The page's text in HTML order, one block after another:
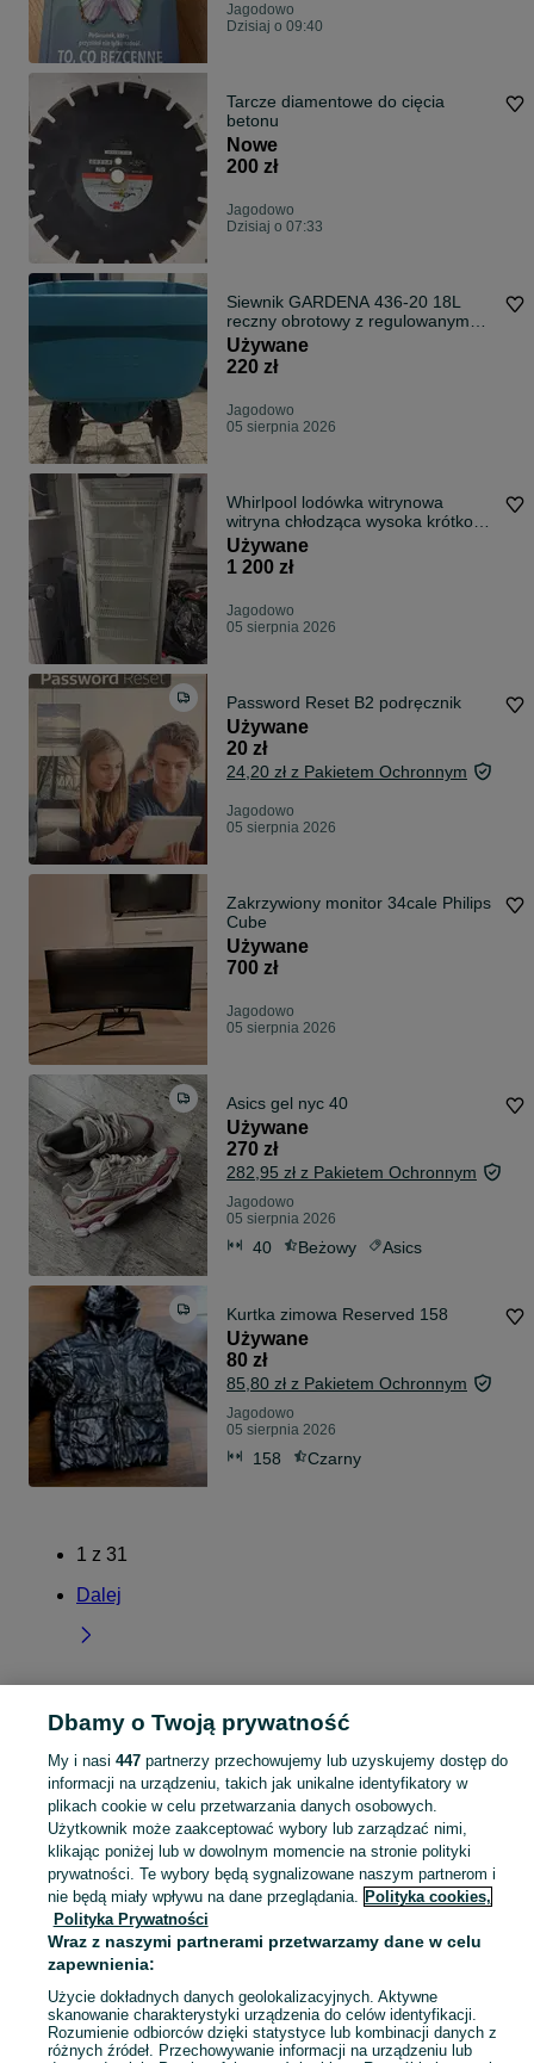
Jagodowo
Dzisiaj o 09:40
Tarcze diamentowe do cięcia
betonu
Nowe
200 zł
Jagodowo
Dzisiaj o 07:33
Siewnik GARDENA 436-20 18L
reczny obrotowy z regulowanym
rozrzutem jak nowy
Używane
220 zł
Jagodowo
05 sierpnia 2026
Whirlpool lodówka witrynowa
witryna chłodząca wysoka krótko
używana super stan!
Używane
1 200 zł
Jagodowo
05 sierpnia 2026
Password Reset B2 podręcznik
Używane
20 zł
24,20 zł z Pakietem Ochronnym
Jagodowo
05 sierpnia 2026
Zakrzywiony monitor 34cale Philips
Cube
Używane
700 zł
Jagodowo
05 sierpnia 2026
Asics gel nyc 40
Używane
270 zł
282,95 zł z Pakietem Ochronnym
Jagodowo
05 sierpnia 2026
40 Beżowy Asics
Kurtka zimowa Reserved 158
Używane
80 zł
85,80 zł z Pakietem Ochronnym
Jagodowo
05 sierpnia 2026
158 Czarny
1 z 31
Dalej
Strona główna Kujawsko-pomorskie Jagodowo
KATEGORIA
Zobacz
Mapa kategorii
Mapa miejscowości
Mapa ministron
Popularne wyszukiwania
Dbamy o Twoją prywatność
My i nasi 447partnerzy przechowujemy lub uzyskujemy dostęp do
informacji na urządzeniu, takich jak unikalne identyfikatory w
plikach cookie w celu przetwarzania danych osobowych.
Użytkownik może zaakceptować wybory lub zarządzać nimi,
klikając poniżej lub w dowolnym momencie na stronie polityki
prywatności. Te wybory będą sygnalizowane naszym partnerom i
nie będą miały wpływu na dane przeglądania. Polityka cookies,
Polityka Prywatności
Wraz z naszymi partnerami przetwarzamy dane w celu
zapewnienia:
Użycie dokładnych danych geolokalizacyjnych. Aktywne
skanowanie charakterystyki urządzenia do celów identyfikacji.
Rozumienie odbiorców dzięki statystyce lub kombinacji danych z
różnych źródeł. Przechowywanie informacji na urządzeniu lub